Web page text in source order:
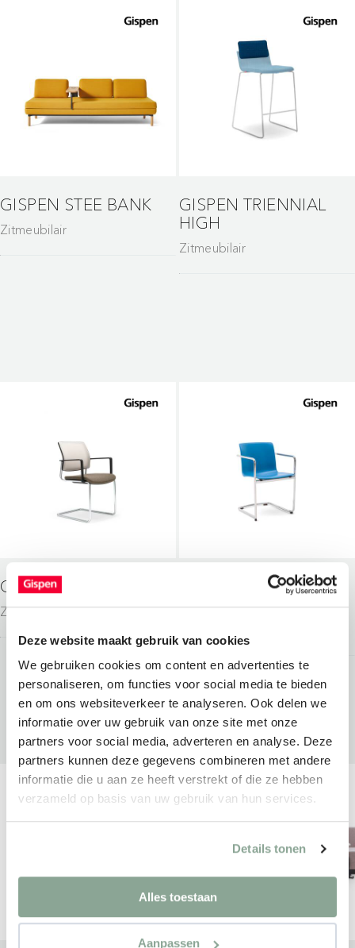
Deze website maakt gebruik van cookies
We gebruiken cookies om content en advertenties te
personaliseren, om functies voor social media te bieden
en om ons websiteverkeer te analyseren. Ook delen we
informatie over uw gebruik van onze site met onze
partners voor social media, adverteren en analyse. Deze
partners kunnen deze gegevens combineren met andere
informatie die u aan ze heeft verstrekt of die ze hebben
verzameld op basis van uw gebruik van hun services.
Details tonen
Alles toestaan
Aanpassen
GISPEN STEE BANK
Zitmeubilair
GISPEN TRIENNIAL
HIGH
Zitmeubilair
GISPEN ZINN SLEDE
Zitmeubilair
GISPEN NOMI
COMFORT